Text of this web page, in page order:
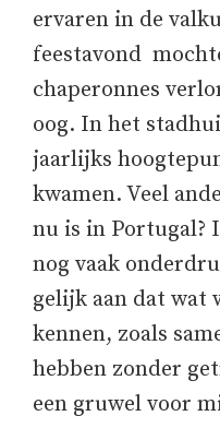
ervaren in de
feestavond
chaperonnes
oog. In het
jaarlijks
kwamen. Veel
nu is in Portugal?
nog vaak
gelijk aan dat wat
kennen, zoals
hebben zonder
een gruwel voor